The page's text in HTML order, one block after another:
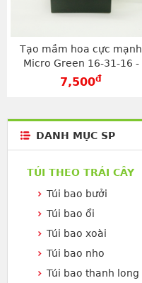
Tạo mầm hoa cực mạnh
Micro Green 16-31-16 -
T209
7,500đ
DANH MỤC SP
TÚI THEO TRÁI CÂY
Túi bao bưởi
Túi bao ổi
Túi bao xoài
Túi bao nho
Túi bao thanh long